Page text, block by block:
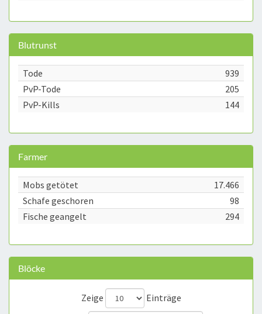
Blutrunst
Tode
939
PvP-Tode
205
PvP-Kills
144
Farmer
Mobs getötet
17.466
Schafe geschoren
98
Fische geangelt
294
Blöcke
Zeige
Einträge